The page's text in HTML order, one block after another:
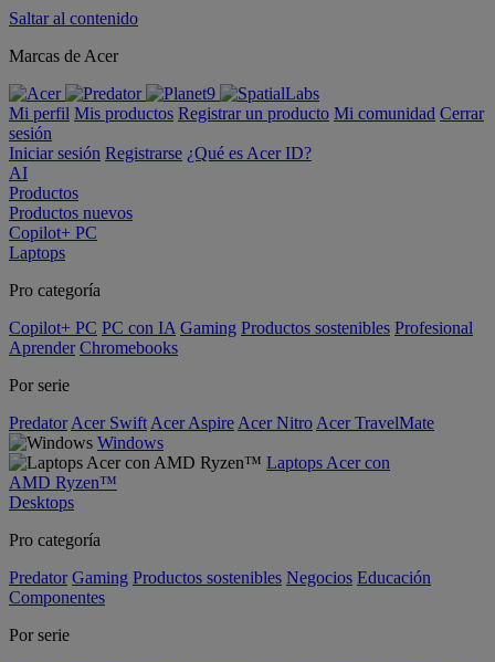
Saltar al contenido
Marcas de Acer
Mi perfil Mis productos Registrar un producto Mi comunidad Cerrar
sesión
Iniciar sesión Registrarse ¿Qué es Acer ID?
AI
Productos
Productos nuevos
Copilot+ PC
Laptops
Pro categoría
Copilot+ PC PC con IA Gaming Productos sostenibles Profesional
Aprender Chromebooks
Por serie
Predator Acer Swift Acer Aspire Acer Nitro Acer TravelMate
Windows
Laptops Acer con
AMD Ryzen™
Desktops
Pro categoría
Predator Gaming Productos sostenibles Negocios Educación
Componentes
Por serie